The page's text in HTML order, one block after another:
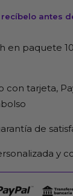
antes
en paquete
con tarjeta,
de
y